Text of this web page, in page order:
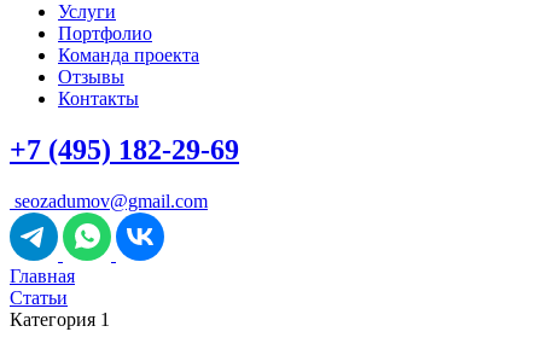
Услуги
Портфолио
Команда проекта
Отзывы
Контакты
+7 (495) 182-29-69
seozadumov@gmail.com
Главная
Статьи
Категория 1